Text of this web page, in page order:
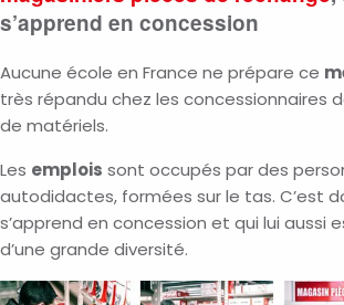
s’apprend en concession
Aucune école en France ne prépare ce
très répandu chez les concessionnaires
de matériels.
Les emplois sont occupés par des
autodidactes, formées sur le tas. C’est
s’apprend en concession et qui lui aussi
d’une grande diversité.